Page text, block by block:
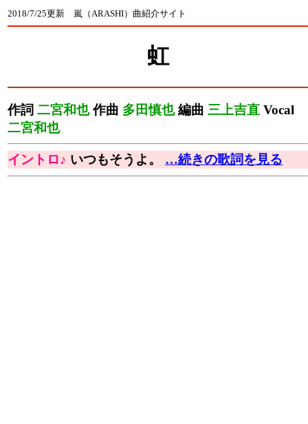
2018/7/25更新 嵐（ARASHI）曲紹介サイト
虹
作詞 二宮和也 作曲 多田慎也 編曲 三上吉直 Vocal
二宮和也
イントロ♪ いつもそうよ。 …続きの歌詞を見る